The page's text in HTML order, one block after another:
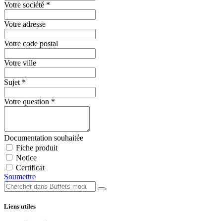
Votre société *
Votre adresse
Votre code postal
Votre ville
Sujet *
Votre question *
Documentation souhaitée
Fiche produit
Notice
Certificat
Soumettre
Liens utiles